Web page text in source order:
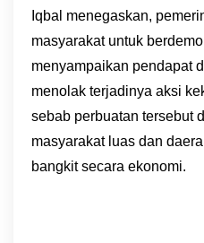
Iqbal menegaskan,
masyarakat untuk
menyampaikan pendapat
menolak terjadinya aksi
sebab perbuatan tersebut
masyarakat luas dan
bangkit secara ekonomi.